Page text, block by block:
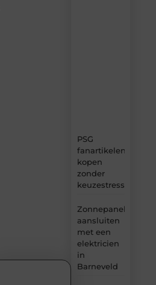
PSG
fanartikelen
kopen
zonder
keuzestress
Zonnepanelen
aansluiten
met een
elektricien
in
Barneveld